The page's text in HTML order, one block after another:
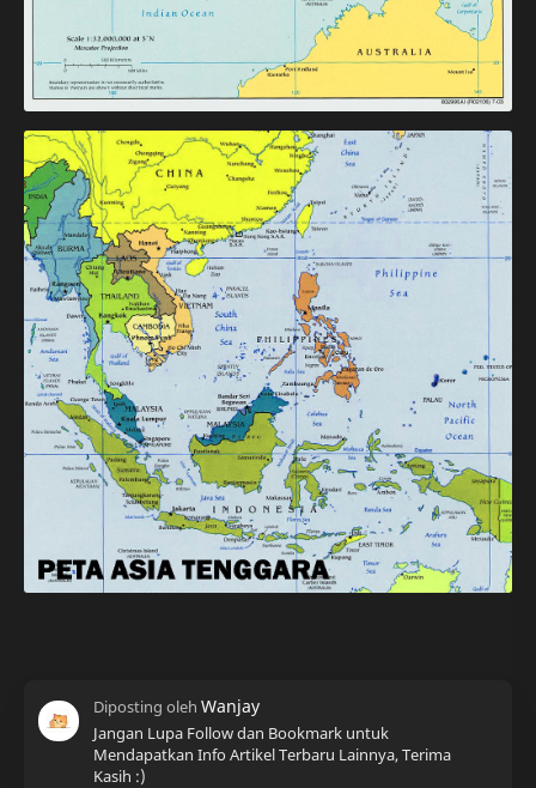
Jangan Lupa Follow dan Bookmark untuk
Mendapatkan Info Artikel Terbaru Lainnya, Terima
Kasih :)